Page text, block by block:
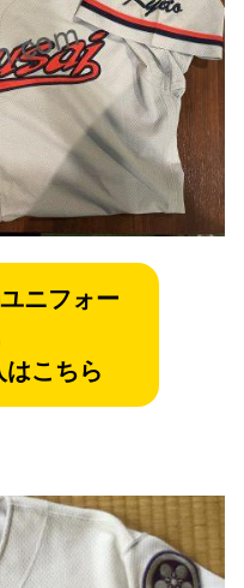
ニフォー
こちら